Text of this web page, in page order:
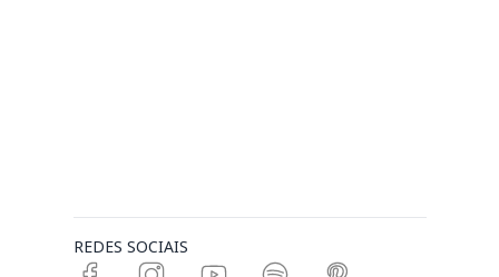
REDES SOCIAIS